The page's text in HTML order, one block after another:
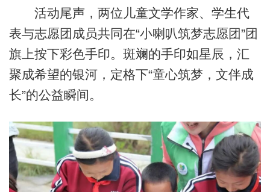
活动尾声，两位儿童文学作家、学生代
表与志愿团成员共同在“小喇叭筑梦志愿团”团
旗上按下彩色手印。斑斓的手印如星辰，汇
聚成希望的银河，定格下“童心筑梦，文伴成
长”的公益瞬间。